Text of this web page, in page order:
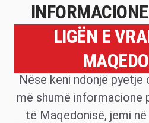
LIGËN E
Nëse keni ndonjë pyetje
më shumë informacione
të Maqedonisë, jemi